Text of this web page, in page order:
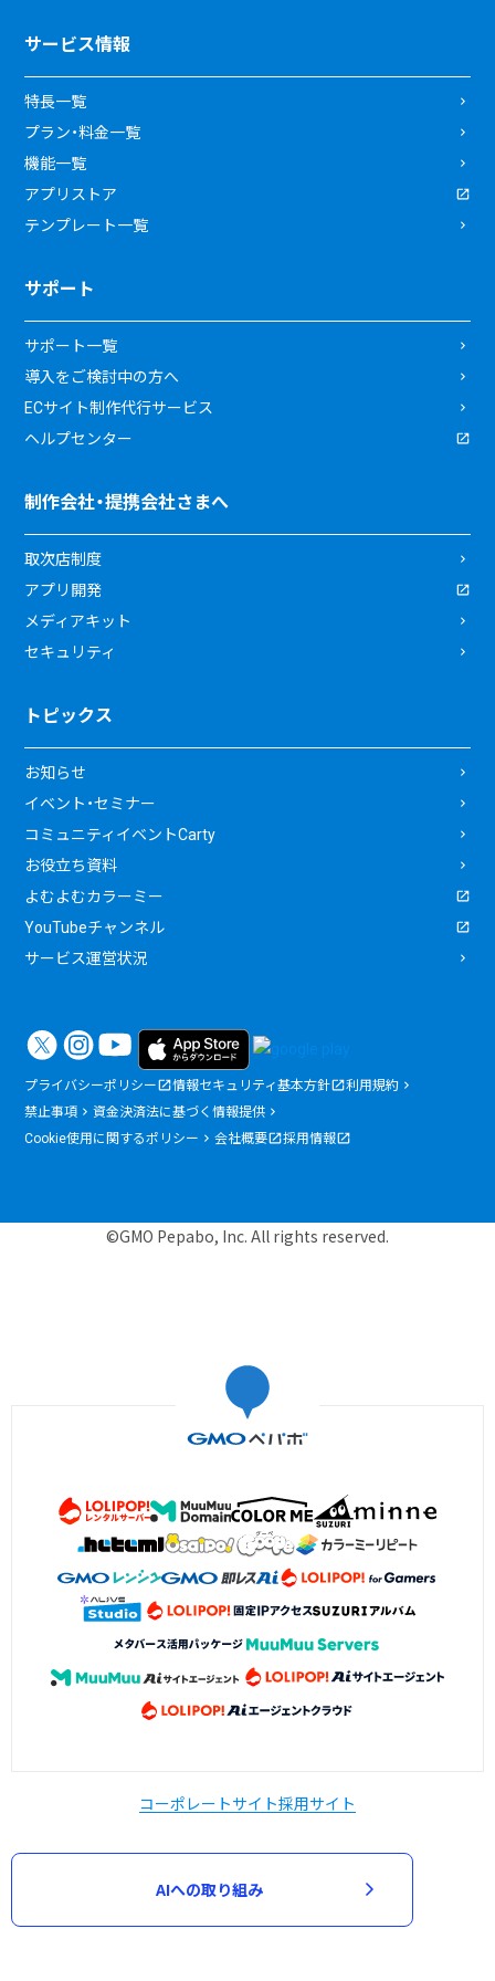
サービス情報
特長一覧
プラン・料金一覧
機能一覧
アプリストア
テンプレート一覧
サポート
サポート一覧
導入をご検討中の方へ
ECサイト制作代行サービス
ヘルプセンター
制作会社・提携会社さまへ
取次店制度
アプリ開発
メディアキット
セキュリティ
トピックス
お知らせ
イベント・セミナー
コミュニティイベントCarty
お役立ち資料
よむよむカラーミー
YouTubeチャンネル
サービス運営状況
プライバシーポリシー 情報セキュリティ基本方針
利用規約
禁止事項
資金決済法に基づく情報提供
Cookie使用に関するポリシー
会社概要 採用情報
©GMO Pepabo, Inc. All rights reserved.
コーポレートサイト採用サイト
AIへの取り組み